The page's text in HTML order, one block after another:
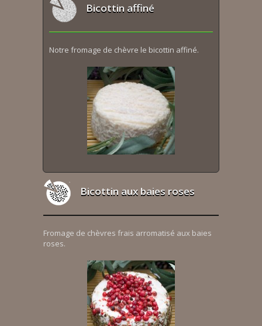
Bicottin affiné
Notre fromage de chèvre le bicottin affiné.
Bicottin aux baies roses
Fromage de chèvres frais arromatisé aux baies
roses.